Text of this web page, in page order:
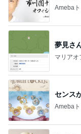
Ameba
夢見さ
マリアオ
センス
Ameba